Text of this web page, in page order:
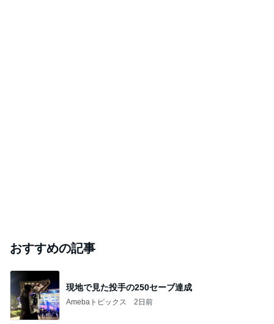
おすすめの記事
現地で見た投手の250セーブ達成
Amebaトピックス 2日前